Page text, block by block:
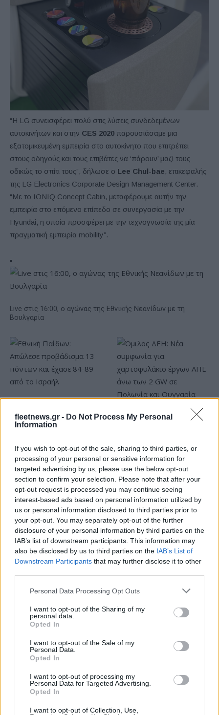
fleetnews.gr - Do Not Process My Personal
Information
If you wish to opt-out of the sale, sharing to third parties, or
processing of your personal or sensitive information for
targeted advertising by us, please use the below opt-out
section to confirm your selection. Please note that after your
opt-out request is processed you may continue seeing
interest-based ads based on personal information utilized by
us or personal information disclosed to third parties prior to
your opt-out. You may separately opt-out of the further
disclosure of your personal information by third parties on the
IAB’s list of downstream participants. This information may
also be disclosed by us to third parties on the IAB’s List of
Downstream Participants that may further disclose it to other
Please note that this website/app uses one or more Google
not limited to your visit or usage behaviour. You may click to
grant or deny consent to Google and its third-party tags to
use your data for below specified purposes in below Google
consent section.
Personal Data Processing Opt Outs
I want to opt-out of the Sharing of my
personal data.
Opted In
I want to opt-out of the Sale of my
Personal Data.
Opted In
I want to opt-out of processing my
Personal Data for Targeted Advertising.
Opted In
I want to opt-out of Collection, Use,
“Η LG συνεισφέρει πολύ στις λύσεις συνδεδεμένων
αυτοκινήτων και στην CES 2020 παρουσιάσαμε μια
εξατομικευμένη εμπειρία στο αυτοκίνητο που επιτρέπει
στους οδηγούς και τους επιβάτες να ‘πάρουν’ μαζί τους
οδικώς το σπίτι τους”, δήλωσε ο Lee Chul-bae, επικεφαλής
της LG Electronics Corporate Design Management Center.
“Με το IONIQ Concept Cabin, μεταφέρουμε αυτήν την
εμπειρία στο επόμενο επίπεδο σε συνεργασία με την
Hyundai, η οποία προσφέρει με την τεχνογνωσία της μία
πραγματική εμπειρία mobility”.
Live στις 16:00, ο αγώνας της Εθνικής Νεανίδων με τη
Βουλγαρία
προβάδισμα 13 πόντων και
έχασε 84-89 από το Ισραήλ
Όμιλος ΔΕΗ: Νέα συμφωνία
Fourlis: Συμφωνία για την πώληση συμμετοχής στο Sofia
South Ring Mall έναντι 49,35 εκατ. ευρώ
Εβδομαδιαία άνοδος 1,76%,
κέρδη 23,31% από τις αρχές
του έτους
ΣΚΑΪ: Ολοκληρώθηκε η
Αλαφούζος επιστρέφει στη
θέση του CEO